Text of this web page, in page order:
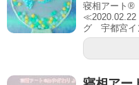
寝相アート®
≪2020.02.22
グ 宇都宮イ